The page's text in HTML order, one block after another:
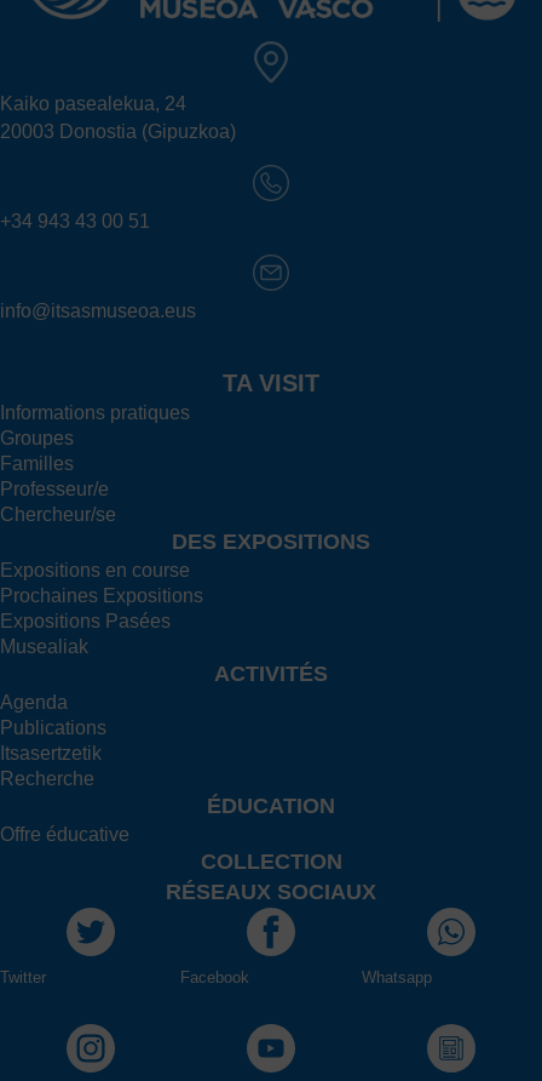
Kaiko pasealekua, 24
20003 Donostia (Gipuzkoa)
+34 943 43 00 51
info@itsasmuseoa.eus
TA VISIT
Informations pratiques
Groupes
Familles
Professeur/e
Chercheur/se
DES EXPOSITIONS
Expositions en course
Prochaines Expositions
Expositions Pasées
Musealiak
ACTIVITÉS
Agenda
Publications
Itsasertzetik
Recherche
ÉDUCATION
Offre éducative
COLLECTION
RÉSEAUX SOCIAUX
Twitter Facebook Whatsapp